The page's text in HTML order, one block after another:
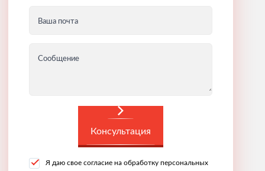
Ваша почта
Сообщение
Консультация
Я даю свое согласие на обработку персональных